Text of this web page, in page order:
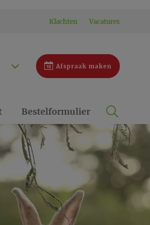
Klachten Vacatures
Afspraak maken
Bestelformulier
Zoek